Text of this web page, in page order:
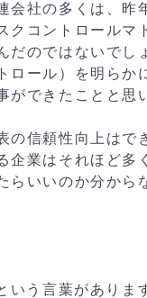
会社の多くは、
クコントロール
だのではないでし
ール）を明らか
ができたことと思
信頼性向上はで
企業はそれほど多
らいいのか分から
う言葉がありま